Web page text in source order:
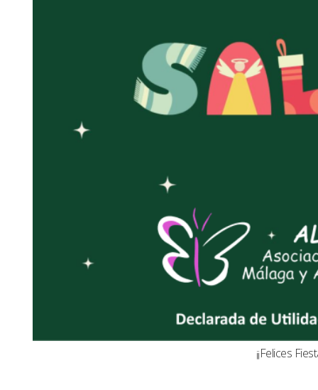
¡¡Felices